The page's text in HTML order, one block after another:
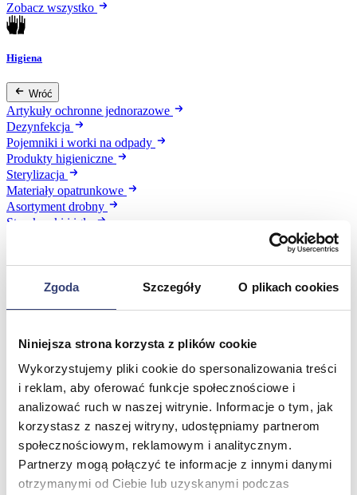
Zgoda Szczegóły O plikach cookies
Niniejsza strona korzysta z plików cookie
Wykorzystujemy pliki cookie do spersonalizowania treści
i reklam, aby oferować funkcje społecznościowe i
analizować ruch w naszej witrynie. Informacje o tym, jak
korzystasz z naszej witryny, udostępniamy partnerom
społecznościowym, reklamowym i analitycznym.
Partnerzy mogą połączyć te informacje z innymi danymi
otrzymanymi od Ciebie lub uzyskanymi podczas
Zobacz wszystko
Higiena
Wróć
Artykuły ochronne jednorazowe
Dezynfekcja
Pojemniki i worki na odpady
Produkty higieniczne
Sterylizacja
Materiały opatrunkowe
Asortyment drobny
Strzykawki i igły
Wróć
Ciśnieniomierze
Inhalatory
Instrumenty diagnostyczne
Artykuły Przeciwodleżynowe
Stetoskopy
Termometry
Zobacz wszystko